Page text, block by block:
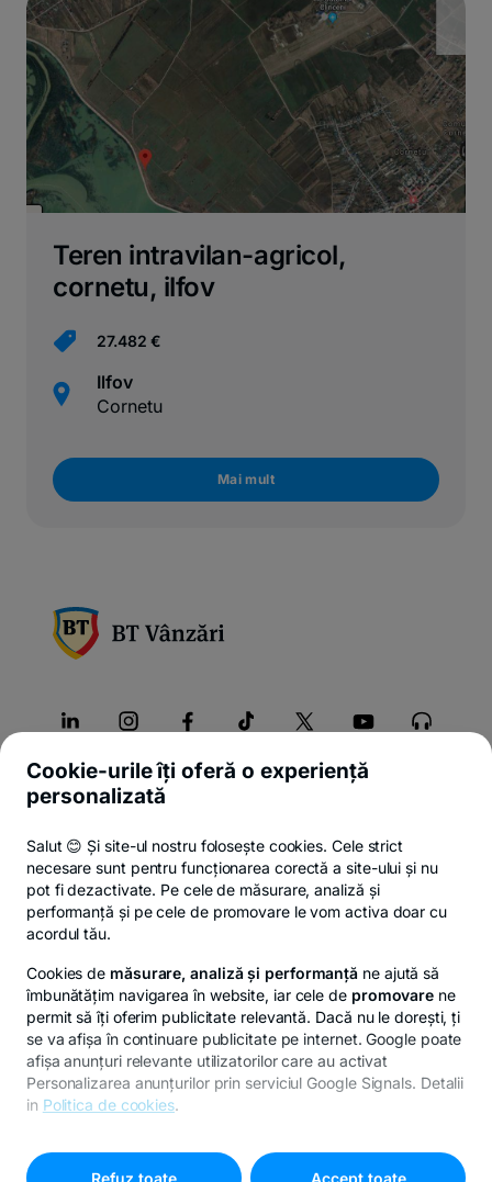
Teren intravilan-agricol,
cornetu, ilfov
27.482 €
Ilfov
Cornetu
Mai mult
Despre noi
Contact
Politica de confidențialitate
© Copyright 2026 Banca Transilvania.
Responsible Disclosure Policy
Cookie-urile îți oferă o experiență
personalizată
Salut 😊 Și site-ul nostru folosește cookies. Cele strict
necesare sunt pentru funcționarea corectă a site-ului și nu
pot fi dezactivate. Pe cele de măsurare, analiză și
performanță și pe cele de promovare le vom activa doar cu
acordul tău.
Cookies de măsurare, analiză și performanță ne ajută să
îmbunătățim navigarea în website, iar cele de promovare ne
permit să îți oferim publicitate relevantă. Dacă nu le dorești, ți
se va afișa în continuare publicitate pe internet. Google poate
afișa anunțuri relevante utilizatorilor care au activat
Personalizarea anunțurilor prin serviciul Google Signals. Detalii
in Politica de cookies.
cookies
Refuz toate Accept toate